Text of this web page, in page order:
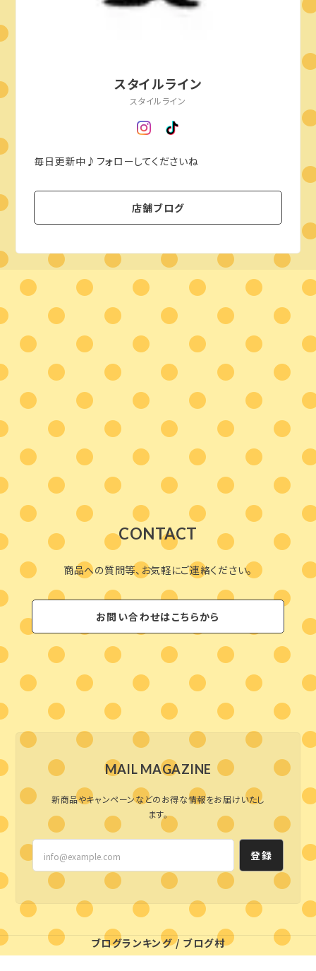
スタイルライン
スタイルライン
毎日更新中♪フォローしてくださいね
店舗ブログ
CONTACT
商品への質問等、お気軽にご連絡ください。
お問い合わせはこちらから
MAIL MAGAZINE
新商品やキャンペーンなどのお得な情報をお届けいたし
ます。
登録
ブログランキング/ ブログ村